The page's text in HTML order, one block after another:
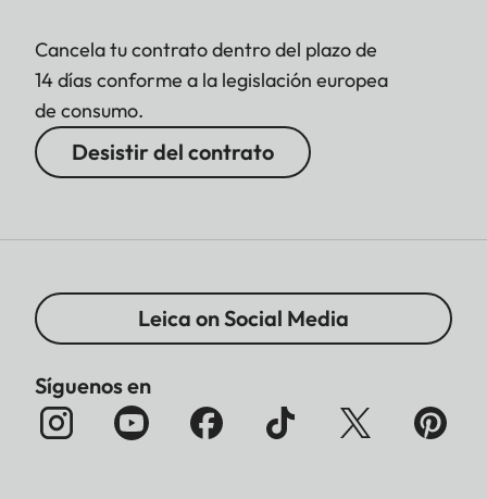
Cancela tu contrato dentro del plazo de
14 días conforme a la legislación europea
de consumo.
Desistir del contrato
Leica on Social Media
Síguenos en